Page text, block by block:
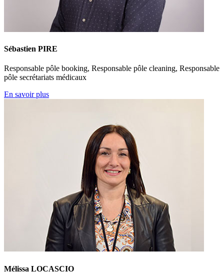
Sébastien PIRE
Responsable pôle booking, Responsable pôle cleaning, Responsable
pôle secrétariats médicaux
En savoir plus
Mélissa LOCASCIO